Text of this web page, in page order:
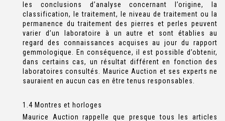
les conclusions d’analyse concernant l’origine, la
classification, le traitement, le niveau de traitement ou la
permanence du traitement des pierres et perles peuvent
varier d’un laboratoire à un autre et sont établies au
regard des connaissances acquises au jour du rapport
gemmologique. En conséquence, il est possible d’obtenir,
dans certains cas, un résultat différent en fonction des
laboratoires consultés. Maurice Auction et ses experts ne
sauraient en aucun cas en être tenus responsables.
1.4 Montres et horloges
Maurice Auction rappelle que presque tous les articles